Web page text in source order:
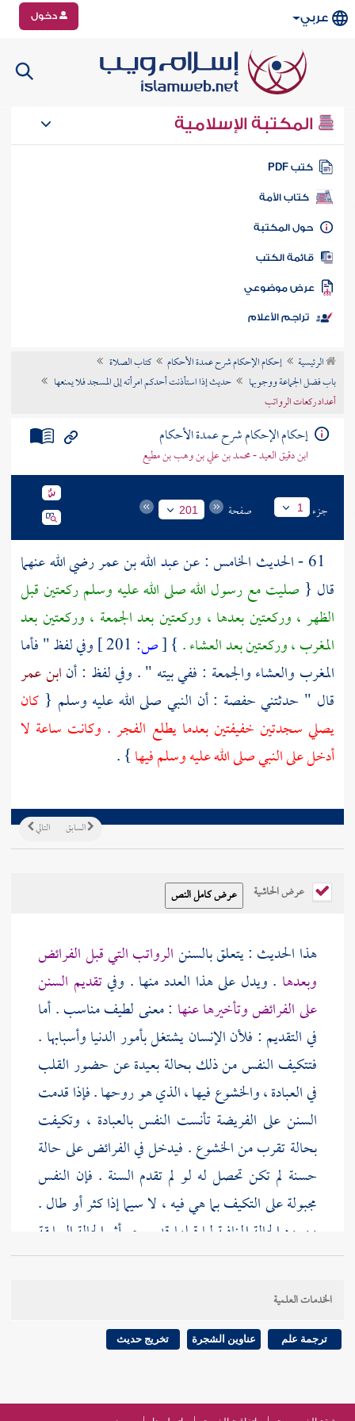
عربي دخول
المكتبة الإسلامية
كتب PDF
كتاب الأمة
المكتبة
الكتب
موضوعي
تراجم الأعلام
الرئيسية إحكام الإحكام شرح عمدة الأحكام
كتاب الصلاة
باب فضل الجماعة ووجوبها
حديث إذا استأذنت أحدكم امرأته إلى المسجد فلا يمنعها
أعداد ركعات الرواتب
إحكام الإحكام شرح عمدة الأحكام
ابن دقيق العيد - محمد بن علي بن وهب بن مطيع
جزء 1 صفحة 201
عبد الله بن عمررضي الله عنهما
قال { صليت مع رسول الله صلى الله عليه وسلم ركعتين قبل
الظهر ، وركعتين بعدها ، وركعتين بعد الجمعة ، وركعتين بعد
المغرب ، وركعتين بعد العشاء . }
[ص:
وفي لفظ " فأما
المغرب والعشاء والجمعة : ففي بيته " . وفي لفظ : أنابن عمر
قال " حدثتنيحفصة : أن النبي صلى الله عليه وسلم { كان
يصلي سجدتين خفيفتين بعدما يطلع الفجر . وكانت ساعة لا
أدخل على النبي صلى الله عليه وسلم فيها} .
التالي السابق
عرض الحاشية
هذا الحديث : يتعلق بالسننالرواتب التي قبل الفرائض
وبعدها . ويدل على هذا العدد منها . وفيتقديم السنن
على الفرائض وتأخيرها عنها : معنى لطيف مناسب . أما
في التقديم : فلأن الإنسان يشتغل بأمور الدنيا وأسبابها .
فتتكيف النفس من ذلك بحالة بعيدة عن حضور القلب
في العبادة ، والخشوع فيها ، الذي هو روحها . فإذا قدمت
السنن على الفريضة تأنست النفس بالعبادة ، وتكيفت
بحالة تقرب من الخشوع . فيدخل في الفرائض على حالة
حسنة لم تكن تحصل له لو لم تقدم السنة . فإن النفس
مجبولة على التكيف بما هي فيه ، لا سيما إذا كثر أو طال .
وورود الحالة المنافية لما قبلها قد يمحو أثر الحالة السابقة
أو يضعفه . وأما السنن المتأخرة : فلما ورد أن النوافل
جابرة لنقصان الفرائض . فإذا وقع الفرض ناسب أن
يكون بعده ما يجبر خللا فيه إن وقع .الخدمات العلمية
ترجمة علم عناوين الشجرة تخريج حديث